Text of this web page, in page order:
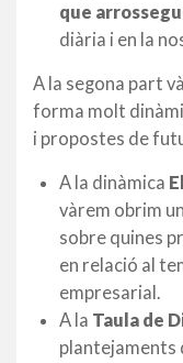
que
diària i en la
A la segona part
forma molt
i propostes de
A la dinàmica
vàrem obrim
sobre quines
en relació al
empresarial.
A la Taula de
plantejaments